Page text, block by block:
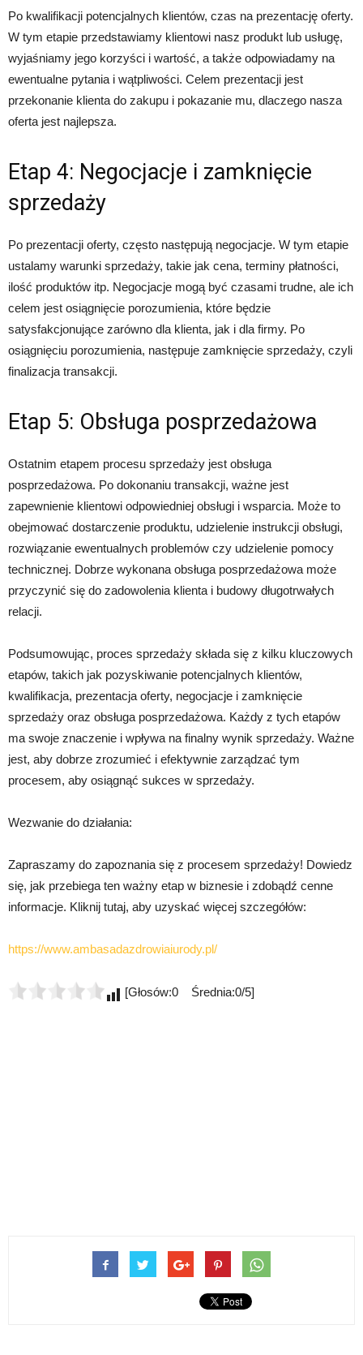
Po kwalifikacji potencjalnych klientów, czas na prezentację oferty.
W tym etapie przedstawiamy klientowi nasz produkt lub usługę,
wyjaśniamy jego korzyści i wartość, a także odpowiadamy na
ewentualne pytania i wątpliwości. Celem prezentacji jest
przekonanie klienta do zakupu i pokazanie mu, dlaczego nasza
oferta jest najlepsza.
Etap 4: Negocjacje i zamknięcie
sprzedaży
Po prezentacji oferty, często następują negocjacje. W tym etapie
ustalamy warunki sprzedaży, takie jak cena, terminy płatności,
ilość produktów itp. Negocjacje mogą być czasami trudne, ale ich
celem jest osiągnięcie porozumienia, które będzie
satysfakcjonujące zarówno dla klienta, jak i dla firmy. Po
osiągnięciu porozumienia, następuje zamknięcie sprzedaży, czyli
finalizacja transakcji.
Etap 5: Obsługa posprzedażowa
Ostatnim etapem procesu sprzedaży jest obsługa
posprzedażowa. Po dokonaniu transakcji, ważne jest
zapewnienie klientowi odpowiedniej obsługi i wsparcia. Może to
obejmować dostarczenie produktu, udzielenie instrukcji obsługi,
rozwiązanie ewentualnych problemów czy udzielenie pomocy
technicznej. Dobrze wykonana obsługa posprzedażowa może
przyczynić się do zadowolenia klienta i budowy długotrwałych
relacji.
Podsumowując, proces sprzedaży składa się z kilku kluczowych
etapów, takich jak pozyskiwanie potencjalnych klientów,
kwalifikacja, prezentacja oferty, negocjacje i zamknięcie
sprzedaży oraz obsługa posprzedażowa. Każdy z tych etapów
ma swoje znaczenie i wpływa na finalny wynik sprzedaży. Ważne
jest, aby dobrze zrozumieć i efektywnie zarządzać tym
procesem, aby osiągnąć sukces w sprzedaży.
Wezwanie do działania:
Zapraszamy do zapoznania się z procesem sprzedaży! Dowiedz
się, jak przebiega ten ważny etap w biznesie i zdobądź cenne
informacje. Kliknij tutaj, aby uzyskać więcej szczegółów:
https://www.ambasadazdrowiaiurody.pl/
[Głosów:0 Średnia:0/5]